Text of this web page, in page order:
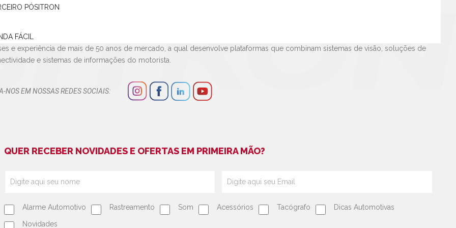
PÓSITRON
FÁCILao Grupo norte-americano
e experiência de mais de 50 anos de mercado, a qual desenvolve plataformas que combinam sistemas de visão, soluções de
e sistemas de informações do motorista.
NOS EM NOSSAS REDES SOCIAIS:
QUER RECEBER NOVIDADES E OFERTAS EM PRIMEIRA MÃO?
Alarme Automotivo Rastreamento Som Acessórios Tacógrafo Dicas Automotivas
Novidades